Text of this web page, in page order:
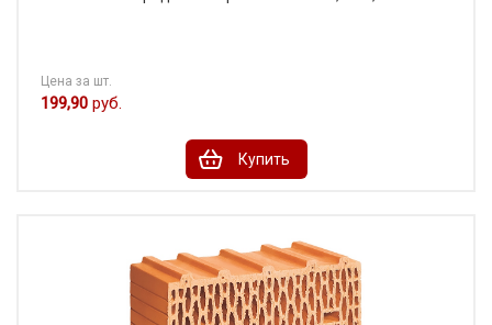
Цена за шт.
199,90 руб.
Купить